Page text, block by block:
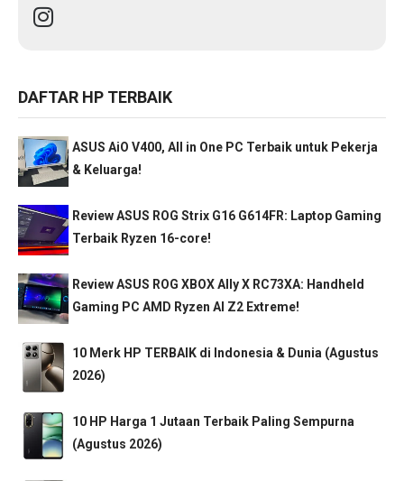
DAFTAR HP TERBAIK
ASUS AiO V400, All in One PC Terbaik untuk Pekerja
& Keluarga!
Review ASUS ROG Strix G16 G614FR: Laptop Gaming
Terbaik Ryzen 16-core!
Review ASUS ROG XBOX Ally X RC73XA: Handheld
Gaming PC AMD Ryzen AI Z2 Extreme!
10 Merk HP TERBAIK di Indonesia & Dunia (Agustus
2026)
10 HP Harga 1 Jutaan Terbaik Paling Sempurna
(Agustus 2026)